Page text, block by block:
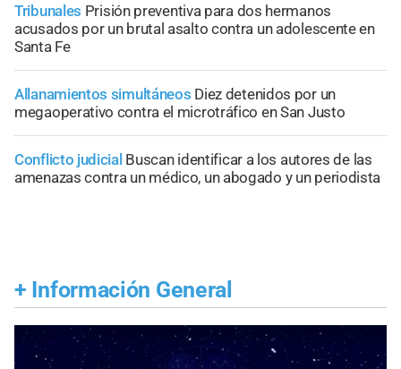
Tribunales Prisión preventiva para dos hermanos
acusados por un brutal asalto contra un adolescente en
Santa Fe
Allanamientos simultáneos Diez detenidos por un
megaoperativo contra el microtráfico en San Justo
Conflicto judicial Buscan identificar a los autores de las
amenazas contra un médico, un abogado y un periodista
+ Información General